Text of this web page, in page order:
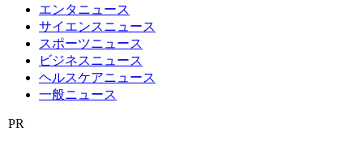
エンタニュース
サイエンスニュース
スポーツニュース
ビジネスニュース
ヘルスケアニュース
一般ニュース
PR